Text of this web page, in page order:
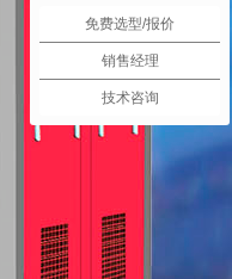
免费选型/报价
销售经理
技术咨询